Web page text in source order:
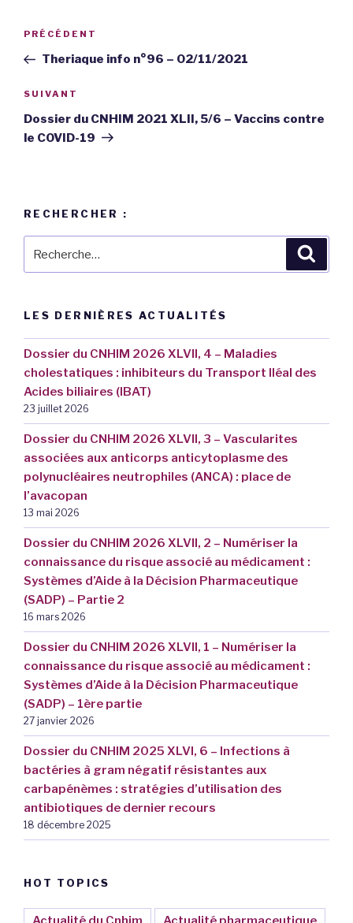
Navigation
l’article
Article
précédent
PRÉCÉDENT
Theriaque info n°96 – 02/11/2021
Article
suivant
SUIVANT
Dossier du CNHIM 2021 XLII, 5/6 – Vaccins contre
le COVID-19
RECHERCHER :
LES DERNIÈRES ACTUALITÉS
Dossier du CNHIM 2026 XLVII, 4 – Maladies
cholestatiques : inhibiteurs du Transport Iléal des
Acides biliaires (IBAT)
23 juillet 2026
Dossier du CNHIM 2026 XLVII, 3 – Vascularites
associées aux anticorps anticytoplasme des
polynucléaires neutrophiles (ANCA) : place de
l’avacopan
13 mai 2026
Dossier du CNHIM 2026 XLVII, 2 – Numériser la
connaissance du risque associé au médicament :
Systèmes d’Aide à la Décision Pharmaceutique
(SADP) – Partie 2
16 mars 2026
Dossier du CNHIM 2026 XLVII, 1 – Numériser la
connaissance du risque associé au médicament :
Systèmes d’Aide à la Décision Pharmaceutique
(SADP) – 1ère partie
27 janvier 2026
Dossier du CNHIM 2025 XLVI, 6 – Infections à
bactéries à gram négatif résistantes aux
carbapénèmes : stratégies d’utilisation des
antibiotiques de dernier recours
18 décembre 2025
HOT TOPICS